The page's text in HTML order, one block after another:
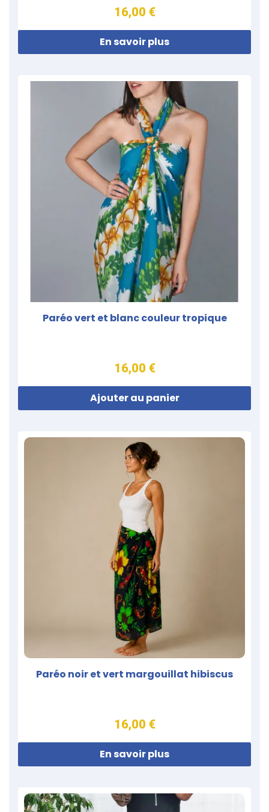
16,00 €
En savoir plus
Paréo vert et blanc couleur tropique
16,00 €
Ajouter au panier
Paréo noir et vert margouillat hibiscus
16,00 €
En savoir plus